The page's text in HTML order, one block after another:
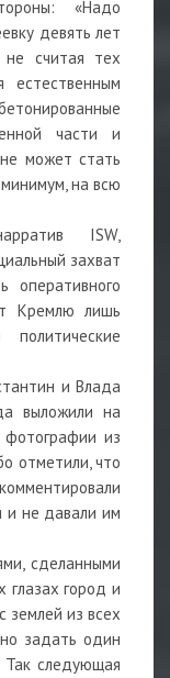
«Надо
девять лет
не считая тех
естественным
части и
может стать
на всю
ISW,
захват
оперативного
Кремлю лишь
и Влада
выложили на
из
отметили, что
и не давали им
сделанными
город и
землей из всех
задать один
Так следующая